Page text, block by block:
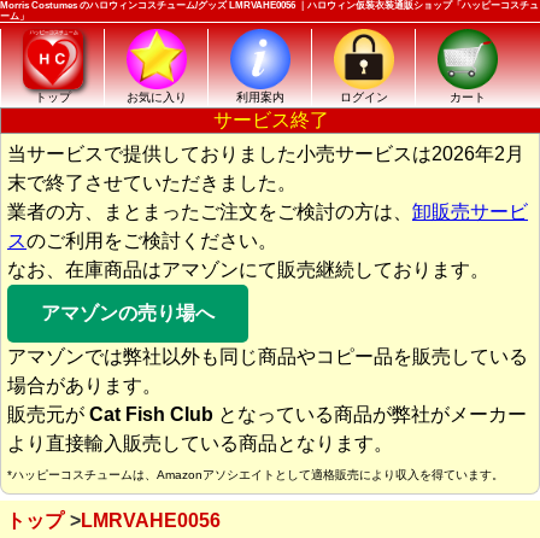
Morris Costumes のハロウィンコスチューム/グッズ LMRVAHE0056 ｜ハロウィン仮装衣装通販ショップ「ハッピーコスチュ
ーム」
トップ お気に入り 利用案内 ログイン カート
サービス終了
当サービスで提供しておりました小売サービスは2026年2月
末で終了させていただきました。
業者の方、まとまったご注文をご検討の方は、 卸販売サービ
スのご利用をご検討ください。
なお、在庫商品はアマゾンにて販売継続しております。
アマゾンの売り場へ
アマゾンでは弊社以外も同じ商品やコピー品を販売している
場合があります。
販売元が Cat Fish Club となっている商品が弊社がメーカー
より直接輸入販売している商品となります。
*ハッピーコスチュームは、Amazonアソシエイトとして適格販売により収入を得ています。
トップ LMRVAHE0056